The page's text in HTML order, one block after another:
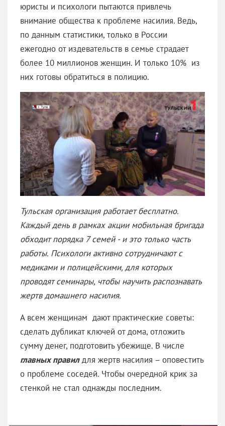
юристы и психологи пытаются привлечь
внимание общества к проблеме насилия. Ведь,
по данным статистики, только в России
ежегодно от издевательств в семье страдает
более 10 миллионов женщин. И только 10% из
них готовы обратиться в полицию.
Тульская организация работает бесплатно.
Каждый день в рамках акции мобильная бригада
обходит порядка 7 семей - и это только часть
работы. Психологи активно сотрудничают с
медиками и полицейскими, для которых
проводят семинары, чтобы научить распознавать
жертв домашнего насилия.
А всем женщинам дают практические советы:
сделать дубликат ключей от дома, отложить
сумму денег, подготовить убежище. В числе
главных правилдля жертв насилия – оповестить
о проблеме соседей. Чтобы очередной крик за
стенкой не стал однажды последним.